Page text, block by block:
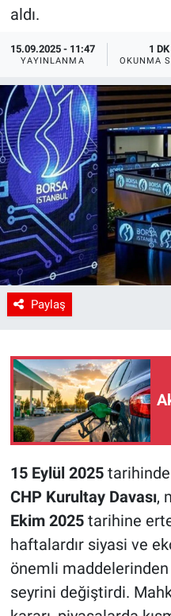
aldı.
15.09.2025 - 11:47
YAYINLANMA
1 DK
OKUNMA
Paylaş
15 Eylül 2025tarihinde
CHP Kurultay Davası,
Ekim 2025tarihine
haftalardır siyasi ve
önemli
seyrini değiştirdi.